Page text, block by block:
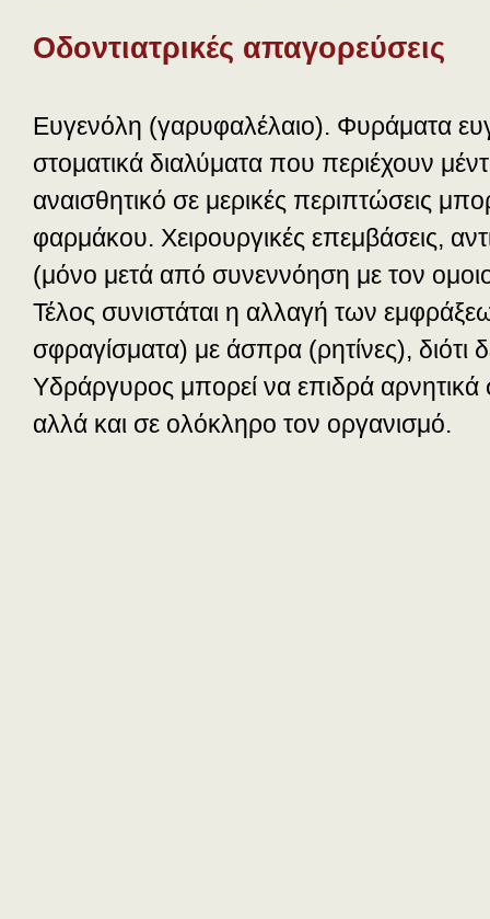
Οδοντιατρικές απαγορεύσεις
Ευγενόλη (γαρυφαλέλαιο). Φυράματα
στοματικά διαλύματα που περιέχουν
αναισθητικό σε μερικές περιπτώσεις
φαρμάκου. Χειρουργικές επεμβάσεις,
(μόνο μετά από συνεννόηση με τον
Τέλος συνιστάται η αλλαγή των
σφραγίσματα) με άσπρα (ρητίνες), διότι
Υδράργυρος μπορεί να επιδρά αρνητικά
αλλά και σε ολόκληρο τον οργανισμό.